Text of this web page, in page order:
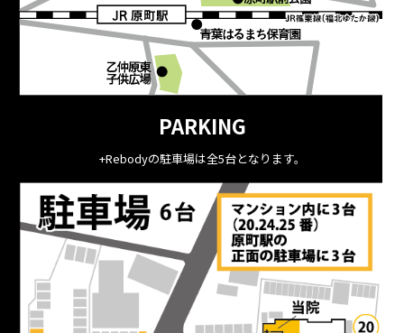
PARKING
+Rebodyの駐車場は全5台となります。